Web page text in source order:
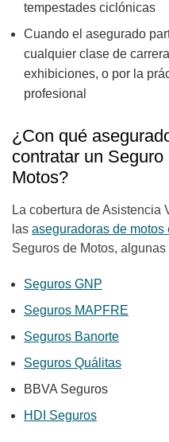
tempestades ciclónicas
Cuando el asegurado
cualquier clase de
exhibiciones, o por la
profesional
¿Con qué
contratar un
Motos?
La cobertura de Asistencia
las aseguradoras de motos
Seguros de Motos,
Seguros GNP
Seguros MAPFRE
Seguros Banorte
Seguros Quálitas
BBVA Seguros
HDI Seguros